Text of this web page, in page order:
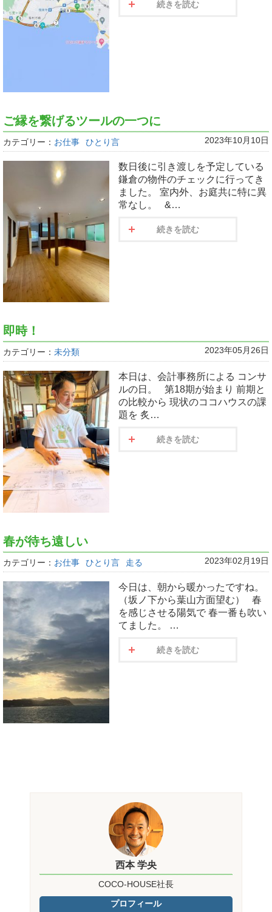
続きを読む
ご縁を繋げるツールの一つに
カテゴリー： お仕事 ひとり言 2023年10月10日
数日後に引き渡しを予定している
鎌倉の物件のチェックに行ってき
ました。 室内外、お庭共に特に異
常なし。 &…
続きを読む
即時！
カテゴリー： 未分類 2023年05月26日
本日は、会計事務所による コンサ
ルの日。 第18期が始まり 前期と
の比較から 現状のココハウスの課
題を 炙…
続きを読む
春が待ち遠しい
カテゴリー： お仕事 ひとり言 走る 2023年02月19日
今日は、朝から暖かったですね。
（坂ノ下から葉山方面望む） 春
を感じさせる陽気で 春一番も吹い
てました。 …
続きを読む
西本 学央
COCO-HOUSE社長
プロフィール